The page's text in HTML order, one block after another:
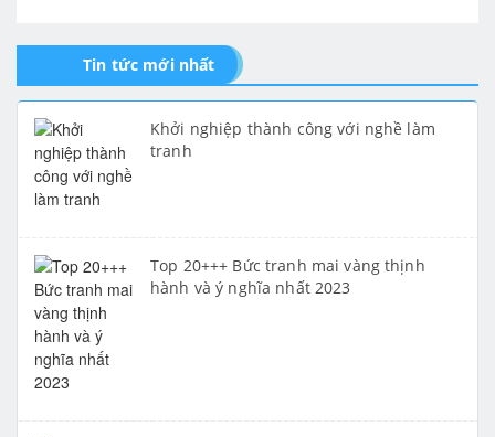
Tin tức mới nhất
Khởi nghiệp thành công với nghề làm
tranh
Top 20+++ Bức tranh mai vàng thịnh
hành và ý nghĩa nhất 2023